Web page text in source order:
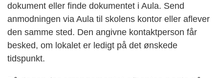
dokument eller finde dokumentet i Aula. Send
anmodningen via Aula til skolens kontor eller aflever
den samme sted. Den angivne kontaktperson får
besked, om lokalet er ledigt på det ønskede
tidspunkt.